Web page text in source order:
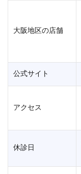
大阪地区の店舗
公式サイト
アクセス
休診日